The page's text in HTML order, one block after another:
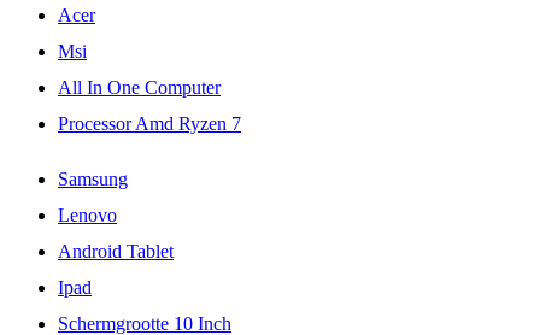
Acer
Msi
All In One Computer
Processor Amd Ryzen 7
Samsung
Lenovo
Android Tablet
Ipad
Schermgrootte 10 Inch